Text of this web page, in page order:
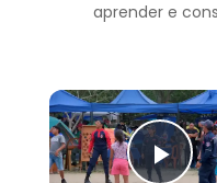
aprender e